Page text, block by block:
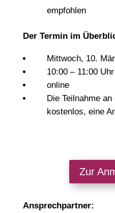
empfohlen
Der Termin im
Mittwoch, 10.
10:00 – 11:00 Uhr
online
Die Teilnahme
kostenlos, eine
Zur
Ansprechpartner: